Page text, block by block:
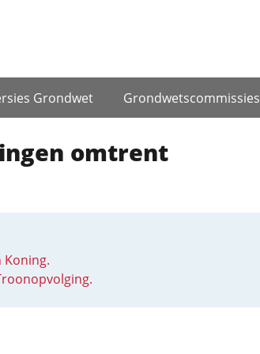
Grondwet Grondwets­commissies
omtrent
Koning.